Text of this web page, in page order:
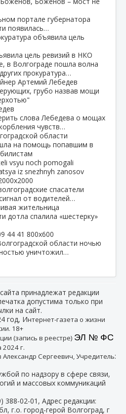
портале губернатора
появилась…
объявила цель
в Волгограде пошла волна
прокуратура…
Артемий Лебедев
грубо назвав мощи
слова Лебедева о мощах
чувств…
области
на помощь попавшим в
спасатели
от водителей…
жительница
дотла спалила «шестерку»
области ночью
уничтожил…
принадлежат редакции
допустима только при
на сайт.
год, Интернет-газета о жизни
18+
(запись в реестре) ЭЛ № ФС
2024 г.
Сергеевич, Учредитель:
по надзору в сфере связи,
и массовых коммуникаций
388-02-01 , Адрес редакции:
г.о. город-герой Волгоград, г